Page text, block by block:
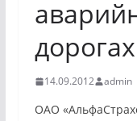
дорогах
14.09.2012 admin
ОАО